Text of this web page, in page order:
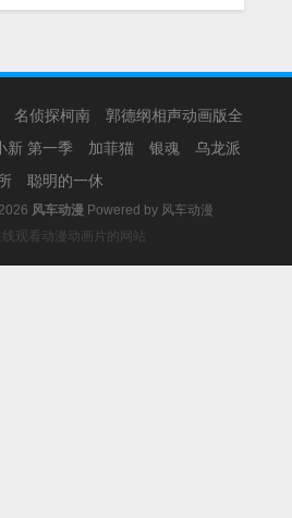
名侦探柯南
郭德纲相声动画版全
新 第一季 加菲猫 银魂
乌龙派
聪明的一休
风车动漫 Powered by 风车动漫
线观看动漫动画片的网站